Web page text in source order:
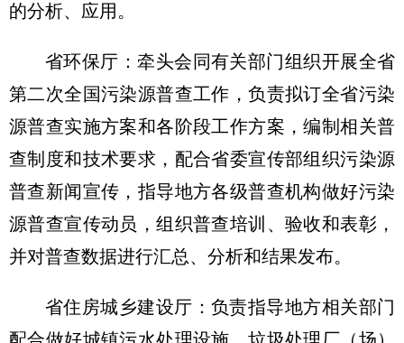
的分析、应用。
省环保厅：牵头会同有关部门组织开展全省
第二次全国污染源普查工作，负责拟订全省污染
源普查实施方案和各阶段工作方案，编制相关普
查制度和技术要求，配合省委宣传部组织污染源
普查新闻宣传，指导地方各级普查机构做好污染
源普查宣传动员，组织普查培训、验收和表彰，
并对普查数据进行汇总、分析和结果发布。
省住房城乡建设厅：负责指导地方相关部门